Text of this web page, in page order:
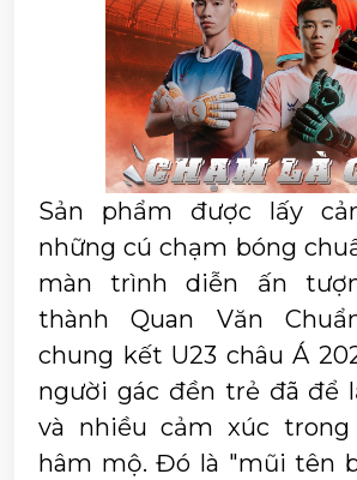
Sản phẩm được lấy
những cú chạm bóng
màn trình diễn ấn
thành Quan Văn
chung kết U23 châu Á
người gác đền trẻ đã để
và nhiều cảm xúc
hâm mộ. Đó là "mũi tên